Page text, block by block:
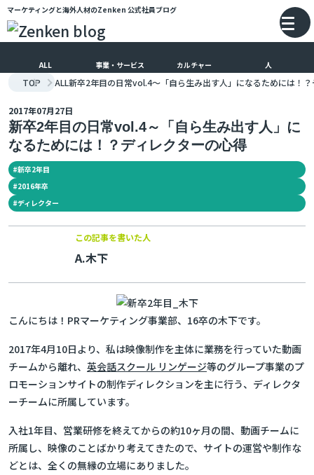
メインコンテンツにスキップ
マーケティングと海外人材のZenken 公式社員ブログ
ALL 事業・サービス カルチャー 人
TOP ALL新卒2年目の日常vol.4～「自ら生み出す人」になるためには！
新卒2年目の日常vol.4～「自ら生み出す人」に
なるためには！？ディレクターの心得
2017年07月27日
#新卒2年目
#2016年卒
#ディレクター
この記事を書いた人
A.木下
こんにちは！PRマーケティング事業部、16卒の木下です。
2017年4月10日より、私は映像制作を主体に業務を行っていた動画
チームから離れ、 英会話スクール リンゲージ等のグループ事業のプ
ロモーションサイトの制作ディレクションを主に行う、ディレクタ
ーチームに所属しています。
入社1年目、営業研修を終えてからの約10ヶ月の間、動画チームに
所属し、映像のことばかり考えてきたので、サイトの運営や制作な
どとは、全くの無縁の立場にありました。